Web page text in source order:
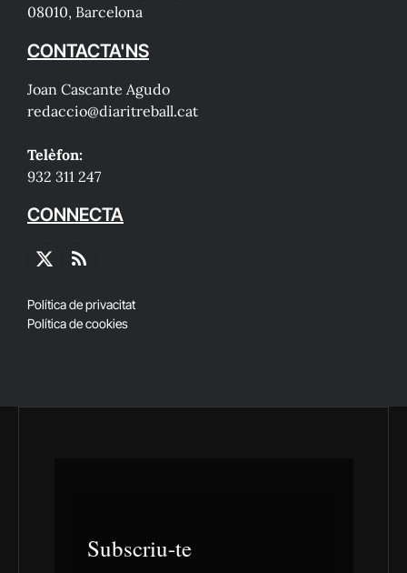
08010, Barcelona
CONTACTA'NS
Joan Cascante Agudo
redaccio@diaritreball.cat
Telèfon:
932 311 247
CONNECTA
X
RSS
Política de privacitat
Política de cookies